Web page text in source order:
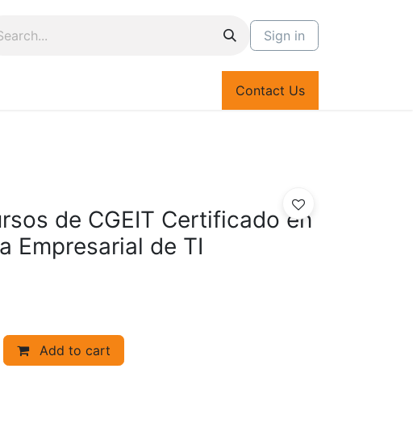
Sign in
Contact Us
de CGEIT Certificado en
Empresarial de TI
Add to cart